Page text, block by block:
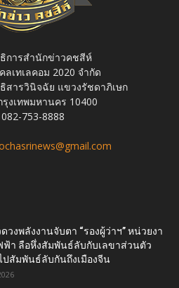
การสำนักข่าวคชสีห์
เทเลคอม 2020 จำกัด
สารวินิจฉัย แขวงรัชดาภิเษก
งเทพมหานคร 10400
753-8888
วงพลังงานจับตา “รองผู้ว่าฯ” หน่วยงา
า ลือหึ่งสัมพันธ์ลับกับเลขาส่วนตัว
สัมพันธ์ลับกันถึงเมืองจีน